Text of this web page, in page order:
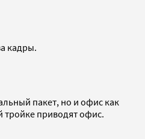
кадры.
пакет, но и офис как
тройке приводят офис.